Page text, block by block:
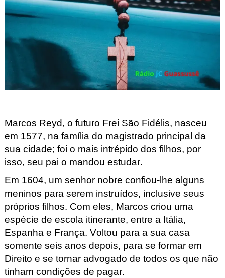
Marcos Reyd, o futuro Frei São Fidélis, nasceu
em 1577, na família do magistrado principal da
sua cidade; foi o mais intrépido dos filhos, por
isso, seu pai o mandou estudar.
Em 1604, um senhor nobre confiou-lhe alguns
meninos para serem instruídos, inclusive seus
próprios filhos. Com eles, Marcos criou uma
espécie de escola itinerante, entre a Itália,
Espanha e França. Voltou para a sua casa
somente seis anos depois, para se formar em
Direito e se tornar advogado de todos os que não
tinham condições de pagar.